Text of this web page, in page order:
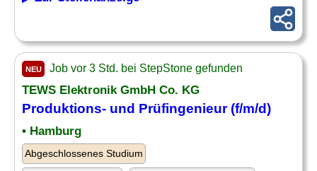
NEU Job vor 3 Std. bei StepStone gefunden
TEWS Elektronik GmbH Co. KG
Produktions- und Prüfingenieur (f/m/d)
• Hamburg
Abgeschlossenes Studium